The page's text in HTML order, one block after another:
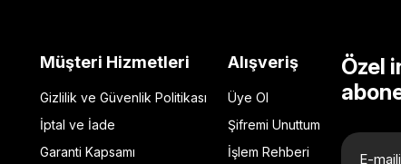
Müşteri Hizmetleri
Gizlilik ve Güvenlik Politikası
İptal ve İade
Garanti Kapsamı
Alışveriş
Üye Ol
Şifremi Unuttum
İşlem Rehberi
Özel